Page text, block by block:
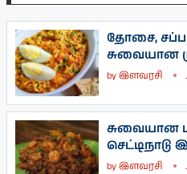
தோசை,
சுவையான
byஇளவரசி
சுவையான
byஇளவரசி